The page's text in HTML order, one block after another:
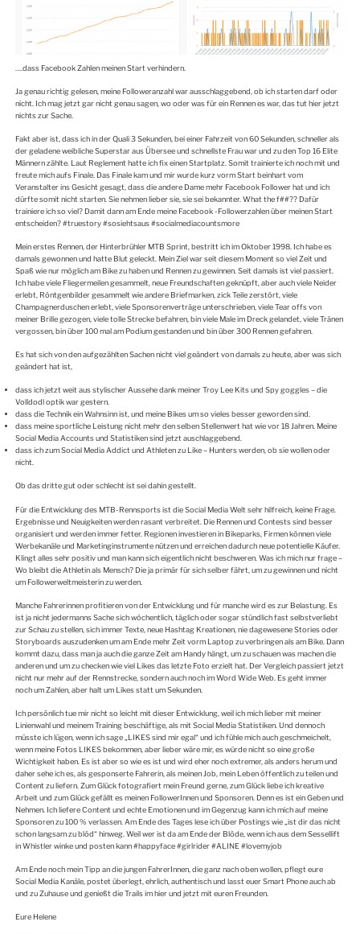
….dass Facebook Zahlen meinen Start verhindern.
Ja genau richtig gelesen, meine Followeranzahl war ausschlaggebend, ob ich starten darf oder
nicht. Ich mag jetzt gar nicht genau sagen, wo oder was für ein Rennen es war, das tut hier jetzt
nichts zur Sache.
Fakt aber ist, dass ich in der Quali 3 Sekunden, bei einer Fahrzeit von 60 Sekunden, schneller als
der geladene weibliche Superstar aus Übersee und schnellste Frau war und zu den Top 16 Elite
Männern zählte. Laut Reglement hatte ich fix einen Startplatz. Somit trainierte ich noch mit und
freute mich aufs Finale. Das Finale kam und mir wurde kurz vorm Start beinhart vom
Veranstalter ins Gesicht gesagt, dass die andere Dame mehr Facebook Follower hat und ich
dürfte somit nicht starten. Sie nehmen lieber sie, sie sei bekannter. What the f##?? Dafür
trainiere ich so viel? Damit dann am Ende meine Facebook -Followerzahlen über meinen Start
entscheiden? #truestory #sosiehtsaus #socialmediacountsmore
Mein erstes Rennen, der Hinterbrühler MTB Sprint, bestritt ich im Oktober 1998. Ich habe es
damals gewonnen und hatte Blut geleckt. Mein Ziel war seit diesem Moment so viel Zeit und
Spaß wie nur möglich am Bike zu haben und Rennen zu gewinnen. Seit damals ist viel passiert.
Ich habe viele Fliegermeilen gesammelt, neue Freundschaften geknüpft, aber auch viele Neider
erlebt, Röntgenbilder gesammelt wie andere Briefmarken, zick Teile zerstört, viele
Champagnerduschen erlebt, viele Sponsorenverträge unterschrieben, viele Tear offs von
meiner Brille gezogen, viele tolle Strecke befahren, bin viele Male im Dreck gelandet, viele Tränen
vergossen, bin über 100 mal am Podium gestanden und bin über 300 Rennen gefahren.
Es hat sich von den aufgezählten Sachen nicht viel geändert von damals zu heute, aber was sich
geändert hat ist,
dass ich jetzt weit aus stylischer Aussehe dank meiner Troy Lee Kits und Spy goggles – die
Volldodl optik war gestern.
dass die Technik ein Wahnsinn ist, und meine Bikes um so vieles besser geworden sind.
dass meine sportliche Leistung nicht mehr den selben Stellenwert hat wie vor 18 Jahren. Meine
Social Media Accounts und Statistiken sind jetzt auschlaggebend.
dass ich zum Social Media Addict und Athleten zu Like – Hunters werden, ob sie wollen oder
nicht.
Ob das dritte gut oder schlecht ist sei dahin gestellt.
Für die Entwicklung des MTB-Rennsports ist die Social Media Welt sehr hilfreich, keine Frage.
Ergebnisse und Neuigkeiten werden rasant verbreitet. Die Rennen und Contests sind besser
organisiert und werden immer fetter. Regionen investieren in Bikeparks, Firmen können viele
Werbekanäle und Marketinginstrumente nützen und erreichen dadurch neue potentielle Käufer.
Klingt alles sehr positiv und man kann sich eigentlich nicht beschweren. Was ich mich nur frage –
Wo bleibt die Athletin als Mensch? Die ja primär für sich selber fährt, um zu gewinnen und nicht
um Followerweltmeisterin zu werden.
Manche Fahrerinnen profitieren von der Entwicklung und für manche wird es zur Belastung. Es
ist ja nicht jedermanns Sache sich wöchentlich, täglich oder sogar stündlich fast selbstverliebt
zur Schau zu stellen, sich immer Texte, neue Hashtag Kreationen, nie dagewesene Stories oder
Storyboards auszudenken um am Ende mehr Zeit vorm Laptop zu verbringen als am Bike. Dann
kommt dazu, dass man ja auch die ganze Zeit am Handy hängt, um zu schauen was machen die
anderen und um zu checken wie viel Likes das letzte Foto erzielt hat. Der Vergleich passiert jetzt
nicht nur mehr auf der Rennstrecke, sondern auch noch im Word Wide Web. Es geht immer
noch um Zahlen, aber halt um Likes statt um Sekunden.
Ich persönlich tue mir nicht so leicht mit dieser Entwicklung, weil ich mich lieber mit meiner
Linienwahl und meinem Training beschäftige, als mit Social Media Statistiken. Und dennoch
müsste ich lügen, wenn ich sage „LIKES sind mir egal“ und ich fühle mich auch geschmeichelt,
wenn meine Fotos LIKES bekommen, aber lieber wäre mir, es würde nicht so eine große
Wichtigkeit haben. Es ist aber so wie es ist und wird eher noch extremer, als anders herum und
daher sehe ich es, als gesponserte Fahrerin, als meinen Job, mein Leben öffentlich zu teilen und
Content zu liefern. Zum Glück fotografiert mein Freund gerne, zum Glück liebe ich kreative
Arbeit und zum Glück gefällt es meinen FollowerInnen und Sponsoren. Denn es ist ein Geben und
Nehmen. Ich liefere Content und echte Emotionen und im Gegenzug kann ich mich auf meine
Sponsoren zu 100 % verlassen. Am Ende des Tages lese ich über Postings wie „ist dir das nicht
schon langsam zu blöd“ hinweg. Weil wer ist da am Ende der Blöde, wenn ich aus dem Sessellift
in Whistler winke und posten kann #happyface #girlrider #ALINE #lovemyjob
Am Ende noch mein Tipp an die jungen FahrerInnen, die ganz nach oben wollen, pflegt eure
Social Media Kanäle, postet überlegt, ehrlich, authentisch und lasst euer Smart Phone auch ab
und zu Zuhause und genießt die Trails im hier und jetzt mit euren Freunden.
Eure Helene